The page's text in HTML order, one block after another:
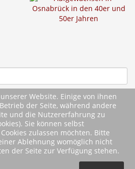
Website. Einige von ihnen
der Seite, während andere
und die Nutzererfahrung zu
Sie können selbst
zulassen möchten. Bitte
Ablehnung womöglich nicht
der Seite zur Verfügung stehen.